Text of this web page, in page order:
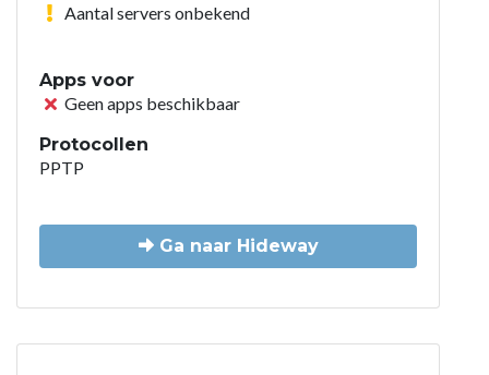
Aantal servers onbekend
Apps voor
Geen apps beschikbaar
Protocollen
PPTP
Ga naar Hideway